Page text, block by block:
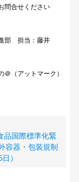
問合せください
部 担当：藤井
アットマーク）
品国際標準化緊
容器・包装規制
）